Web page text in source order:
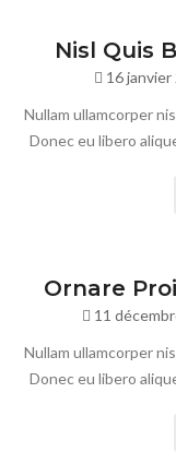
Nisl Quis
16 janvier
Nullam ullamcorper
Donec eu libero
Ornare
11
Nullam ullamcorper
Donec eu libero